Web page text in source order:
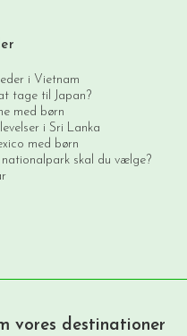
i Vietnam
tage til Japan?
med børn
i Sri Lanka
med børn
nationalpark skal du vælge?
vores destinationer